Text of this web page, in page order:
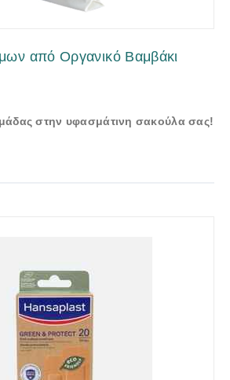
από Οργανικό Βαμβάκι
στην υφασμάτινη σακούλα σας!